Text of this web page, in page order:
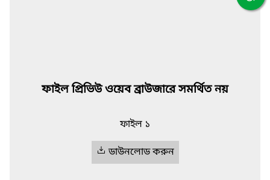
ফাইল প্রিভিউ ওয়েব ব্রাউজারে সমর্থিত নয়
ফাইল ১
ডাউনলোড করুন